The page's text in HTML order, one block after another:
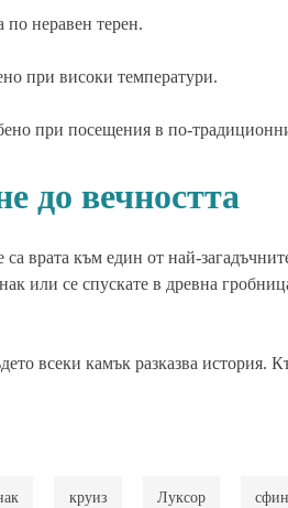
неравен терен.
при високи температури.
при посещения в по-
до вечността
врата към един от най-
или се спускате в древна
всеки камък разказва история.
круиз Луксор